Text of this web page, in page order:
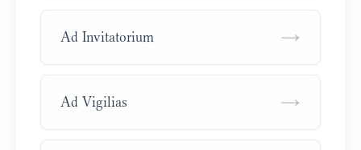
Ad Invitatorium →
Ad Vigilias →